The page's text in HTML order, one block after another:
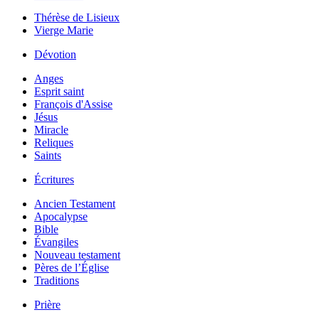
Thérèse de Lisieux
Vierge Marie
Dévotion
Anges
Esprit saint
François d'Assise
Jésus
Miracle
Reliques
Saints
Écritures
Ancien Testament
Apocalypse
Bible
Évangiles
Nouveau testament
Pères de l’Église
Traditions
Prière